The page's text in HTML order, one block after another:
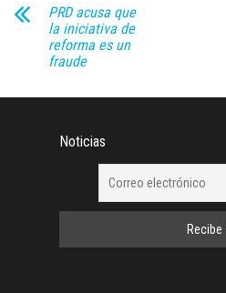
PRD acusa que
la iniciativa de
reforma es un
fraude
Noticias